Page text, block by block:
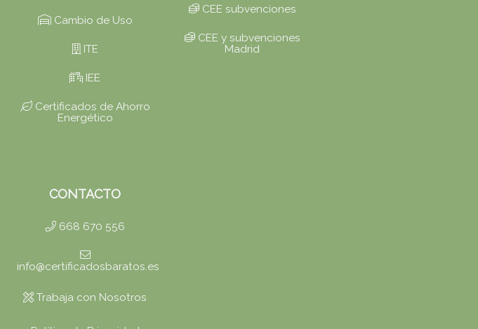
Cambio de Uso
ITE
IEE
Certificados de Ahorro
Energético
CEE subvenciones
CEE y subvenciones
Madrid
CONTACTO
668 670 556
info@certificadosbaratos.es
Trabaja con Nosotros